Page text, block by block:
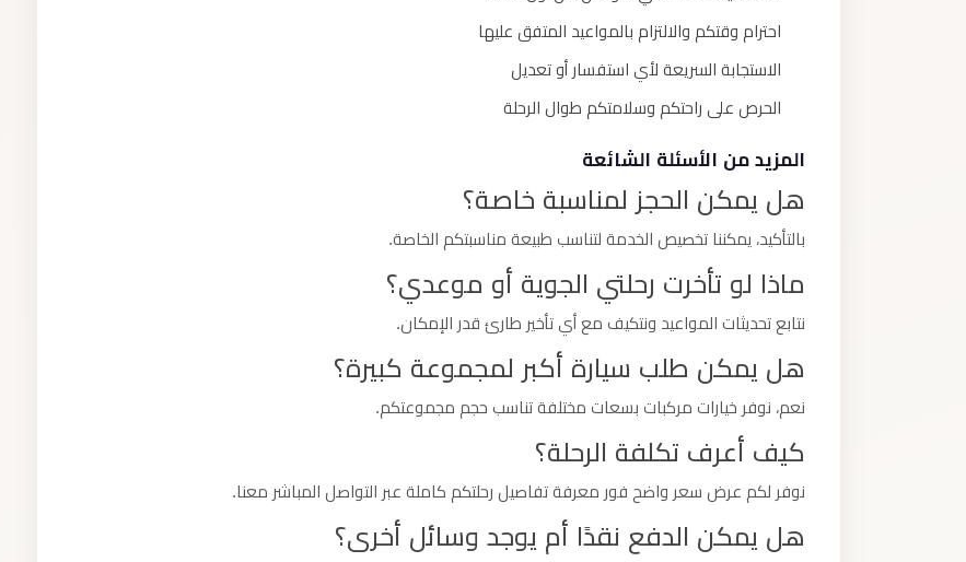
احترام وقتكم والالتزام بالمواعيد المتفق عليها
الاستجابة السريعة لأي استفسار أو تعديل
الحرص على راحتكم وسلامتكم طوال الرحلة
المزيد من الأسئلة الشائعة
هل يمكن الحجز لمناسبة خاصة؟
بالتأكيد، يمكننا تخصيص الخدمة لتناسب طبيعة مناسبتكم الخاصة.
ماذا لو تأخرت رحلتي الجوية أو موعدي؟
نتابع تحديثات المواعيد ونتكيف مع أي تأخير طارئ قدر الإمكان.
هل يمكن طلب سيارة أكبر لمجموعة كبيرة؟
نعم، نوفر خيارات مركبات بسعات مختلفة تناسب حجم مجموعتكم.
كيف أعرف تكلفة الرحلة؟
نوفر لكم عرض سعر واضح فور معرفة تفاصيل رحلتكم كاملة عبر التواصل المباشر معنا.
هل يمكن الدفع نقدًا أم يوجد وسائل أخرى؟